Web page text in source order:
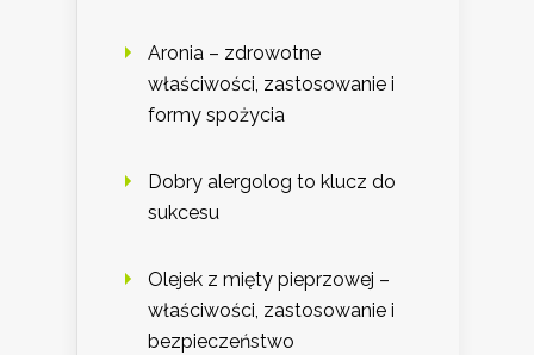
Aronia – zdrowotne
właściwości, zastosowanie i
formy spożycia
Dobry alergolog to klucz do
sukcesu
Olejek z mięty pieprzowej –
właściwości, zastosowanie i
bezpieczeństwo